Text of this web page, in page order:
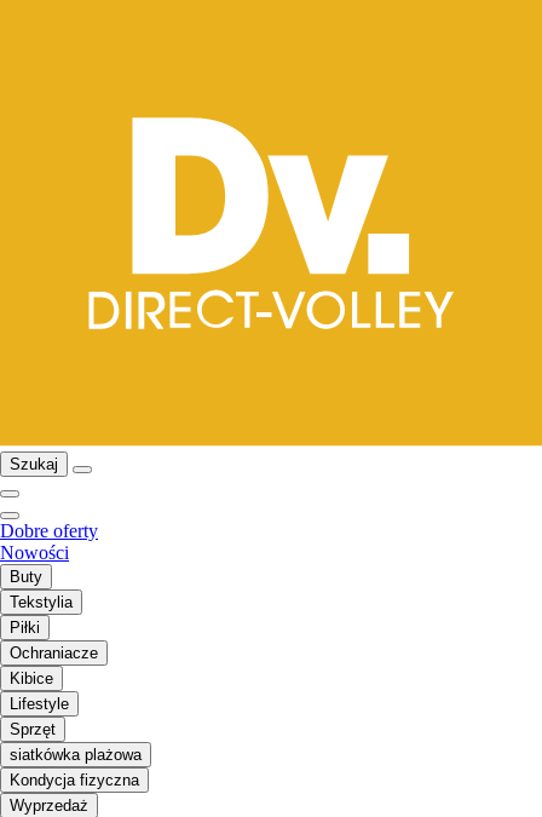
Szukaj
Dobre oferty
Nowości
Buty
Tekstylia
Piłki
Ochraniacze
Kibice
Lifestyle
Sprzęt
siatkówka plażowa
Kondycja fizyczna
Wyprzedaż